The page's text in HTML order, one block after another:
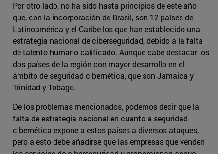
Por otro lado, no ha sido hasta principios de este año
que, con la incorporación de Brasil, son 12 países de
Latinoamérica y el Caribe los que han establecido una
estrategia nacional de ciberseguridad, debido a la falta
de talento humano calificado. Aunque cabe destacar los
dos países de la región con mayor desarrollo en el
ámbito de seguridad cibernética, que son Jamaica y
Trinidad y Tobago.
De los problemas mencionados, podemos decir que la
falta de estrategia nacional en cuanto a seguridad
cibernética expone a estos países a diversos ataques,
pero a esto debe añadirse que las empresas que venden